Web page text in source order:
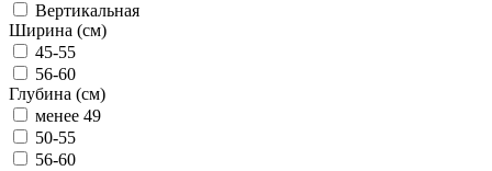
Вертикальная
Ширина (см)
45-55
56-60
Глубина (см)
менее 49
50-55
56-60